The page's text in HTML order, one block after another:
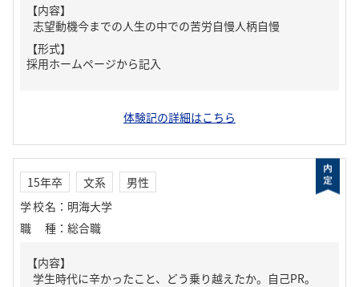
【内容】
志望動機今までの人生の中での苦労自慢人柄自慢
【形式】
採用ホームページから記入
体験記の詳細はこちら
15年卒 文系
男性
学校名 ： 明海大学
職種 ： 総合職
【内容】
学生時代に辛かったこと、どう乗り越えたか。自己PR。